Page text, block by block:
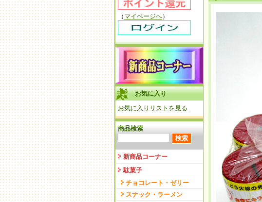
（ マイページへ）
お気に入り
お気に入りリストを見る
商品検索
新商品コーナー
駄菓子
チョコレート・ゼリー
スナック・ラーメン